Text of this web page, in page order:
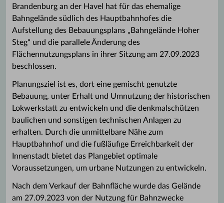
Brandenburg an der Havel hat für das ehemalige
Bahngelände südlich des Hauptbahnhofes die
Aufstellung des Bebauungsplans „Bahngelände Hoher
Steg“ und die parallele Änderung des
Flächennutzungsplans in ihrer Sitzung am 27.09.2023
beschlossen.
Planungsziel ist es, dort eine gemischt genutzte
Bebauung, unter Erhalt und Umnutzung der historischen
Lokwerkstatt zu entwickeln und die denkmalschützen
baulichen und sonstigen technischen Anlagen zu
erhalten. Durch die unmittelbare Nähe zum
Hauptbahnhof und die fußläufige Erreichbarkeit der
Innenstadt bietet das Plangebiet optimale
Voraussetzungen, um urbane Nutzungen zu entwickeln.
Nach dem Verkauf der Bahnfläche wurde das Gelände
am 27.09.2023 von der Nutzung für Bahnzwecke